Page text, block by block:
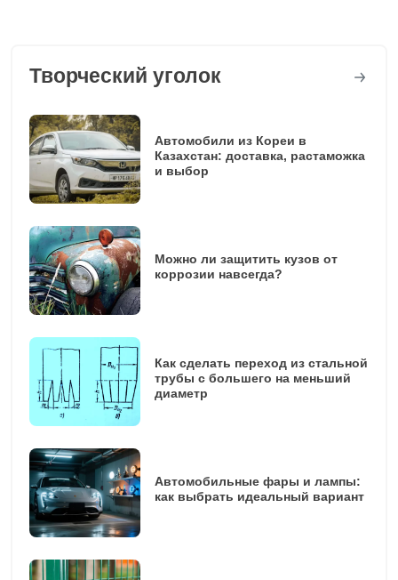
Творческий уголок
Автомобили из Кореи в
Казахстан: доставка, растаможка
и выбор
Можно ли защитить кузов от
коррозии навсегда?
Как сделать переход из стальной
трубы с большего на меньший
диаметр
Автомобильные фары и лампы:
как выбрать идеальный вариант